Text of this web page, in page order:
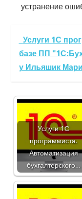
устранение
Услуги 1С
базе ПП
у Ильяшик
Услуги 1С
программиста.
Автоматизация
бухгалтерского…